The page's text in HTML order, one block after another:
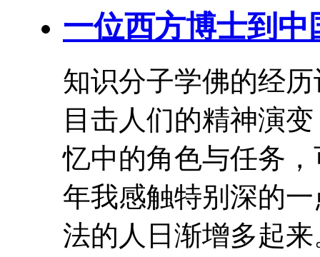
一位西方博士到中
知识分子学佛的经
目击人们的精神演
忆中的角色与任务
年我感触特别深的
法的人日渐增多起